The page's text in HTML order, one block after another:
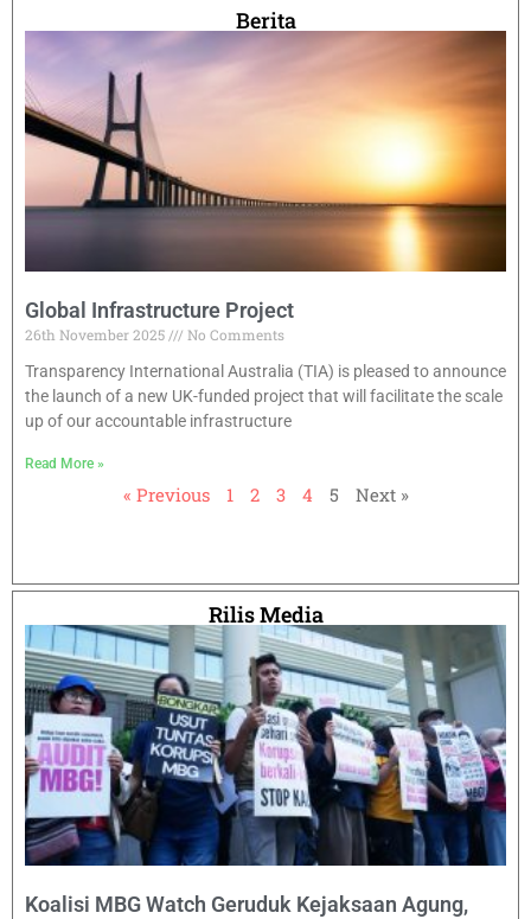
Berita
Global Infrastructure Project
26th November 2025
No Comments
Transparency International Australia (TIA) is pleased to announce
the launch of a new UK-funded project that will facilitate the scale
up of our accountable infrastructure
Read More »
« Previous 1 2 3 4 5 Next »
Rilis Media
Koalisi MBG Watch Geruduk Kejaksaan Agung,